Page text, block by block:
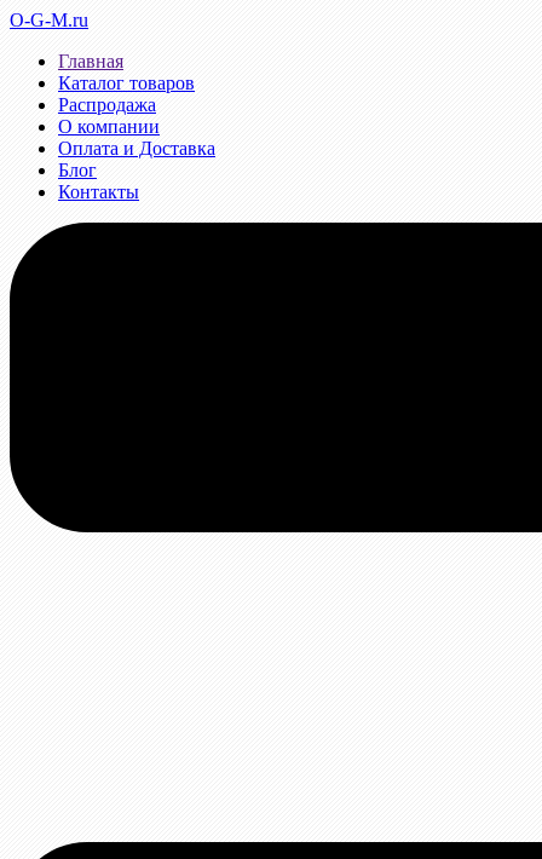
O-G-M.ru
Главная
Каталог товаров
Распродажа
О компании
Оплата и Доставка
Блог
Контакты